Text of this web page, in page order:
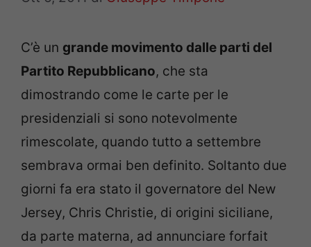
C’è un grande movimento dalle parti del
Partito Repubblicano, che sta
dimostrando come le carte per le
presidenziali si sono notevolmente
rimescolate, quando tutto a settembre
sembrava ormai ben definito. Soltanto due
giorni fa era stato il governatore del New
Jersey, Chris Christie, di origini siciliane,
da parte materna, ad annunciare forfait